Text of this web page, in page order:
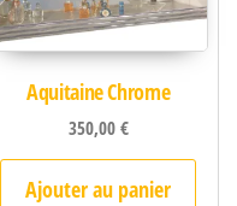
Aquitaine Chrome
350,00€
Ajouter au panier